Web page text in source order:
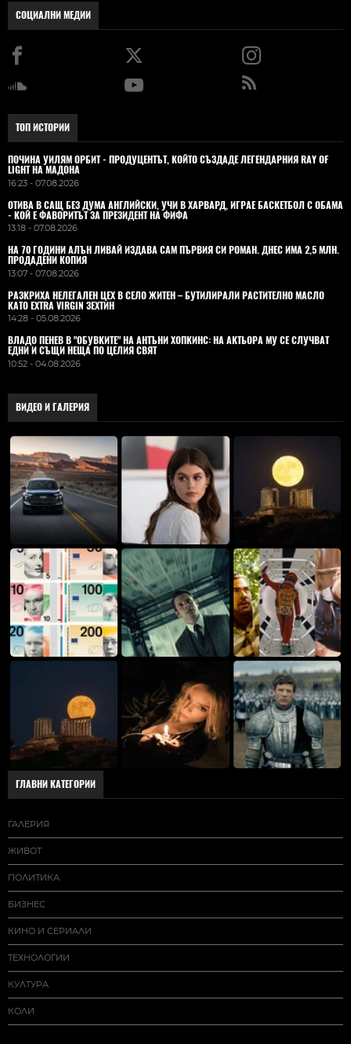
СОЦИАЛНИ МЕДИИ
ТОП ИСТОРИИ
ПОЧИНА УИЛЯМ ОРБИТ - ПРОДУЦЕНТЪТ, КОЙТО СЪЗДАДЕ ЛЕГЕНДАРНИЯ RAY OF
LIGHT НА МАДОНА
16:23 - 07.08.2026
ОТИВА В САЩ БЕЗ ДУМА АНГЛИЙСКИ, УЧИ В ХАРВАРД, ИГРАЕ БАСКЕТБОЛ С ОБАМА
- КОЙ Е ФАВОРИТЪТ ЗА ПРЕЗИДЕНТ НА ФИФА
13:18 - 07.08.2026
НА 70 ГОДИНИ АЛЪН ЛИВАЙ ИЗДАВА САМ ПЪРВИЯ СИ РОМАН. ДНЕС ИМА 2,5 МЛН.
ПРОДАДЕНИ КОПИЯ
13:07 - 07.08.2026
РАЗКРИХА НЕЛЕГАЛЕН ЦЕХ В СЕЛО ЖИТЕН – БУТИЛИРАЛИ РАСТИТЕЛНО МАСЛО
КАТО EXTRA VIRGIN ЗЕХТИН
14:28 - 05.08.2026
ВЛАДO ПЕНЕВ В "ОБУВКИТЕ" НА АНТЪНИ ХОПКИНС: НА АКТЬОРА МУ СЕ СЛУЧВАТ
ЕДНИ И СЪЩИ НЕЩА ПО ЦЕЛИЯ СВЯТ
10:52 - 04.08.2026
ВИДЕО И ГАЛЕРИЯ
ГЛАВНИ КАТЕГОРИИ
ГАЛЕРИЯ
ЖИВОТ
ПОЛИТИКА
БИЗНЕС
КИНО И СЕРИАЛИ
ТЕХНОЛОГИИ
КУЛТУРА
КОЛИ